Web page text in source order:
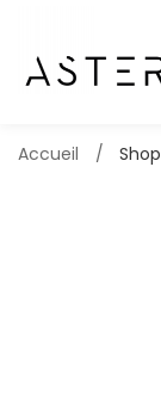
Accueil Shop